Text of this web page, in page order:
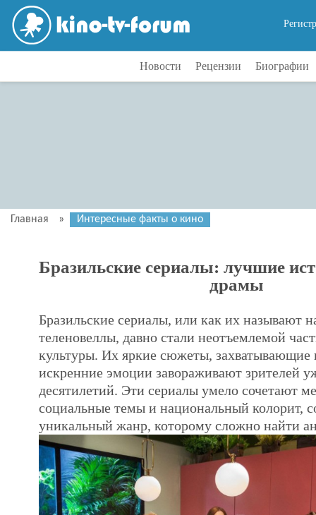
Новости Рецензии Биографии
Главная » Интересные факты о кино
Бразильские сериалы: лучшие
драмы
Бразильские сериалы, или как их называют
теленовеллы, давно стали неотъемлемой
культуры. Их яркие сюжеты, захватывающие
искренние эмоции завораживают зрителей
десятилетий. Эти сериалы умело сочетают
социальные темы и национальный колорит,
уникальный жанр, которому сложно найти